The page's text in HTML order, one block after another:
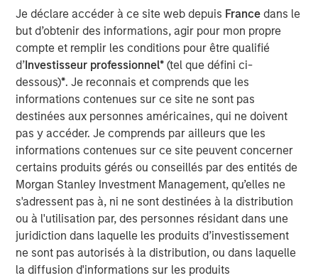
Je déclare accéder à ce site web depuis France dans le
but d’obtenir des informations, agir pour mon propre
compte et remplir les conditions pour être qualifié
d’Investisseur professionnel*(tel que défini ci-
dessous)*. Je reconnais et comprends que les
informations contenues sur ce site ne sont pas
destinées aux personnes américaines, qui ne doivent
pas y accéder. Je comprends par ailleurs que les
informations contenues sur ce site peuvent concerner
certains produits gérés ou conseillés par des entités de
Morgan Stanley Investment Management, qu’elles ne
s'adressent pas à, ni ne sont destinées à la distribution
ou à l'utilisation par, des personnes résidant dans une
juridiction dans laquelle les produits d’investissement
ne sont pas autorisés à la distribution, ou dans laquelle
la diffusion d'informations sur les produits
additives and a leading global producer of specialty
fluorochemicals. Tianhe’s lubricant oil additives provide
key chemical functionality such as friction reduction,
cleansing and heat dissipation to motor oil and other
finished lubricants. The Company also produces high-end
specialty fluorochemicals that have a wide range of
applications in repellency, surfactants and solvents.
Mr. Xuan Wei, Chief Executive Officer of Tianhe, said, “We
are pleased to forge this strategic partnership with one of
Asia’s leading private equity investors. MSPE Asia brings
deep experience adding value to companies in China
coupled with industrials expertise and global resources,
and we look forward to working together to expand our
global market reach and increase cooperation with
overseas partners.”